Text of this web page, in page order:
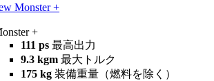
Monster +
+
111 ps 最高出力
9.3 kgm 最大トルク
175 kg 装備重量（燃料を除く）